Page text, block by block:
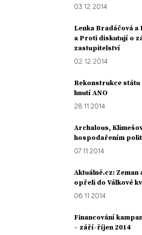
03. 12. 2014
Lenka Bradáčová
a Proti diskutují o
zastupitelství
02. 12. 2014
Rekonstrukce státu
hnutí ANO
28. 11. 2014
Archalous,
hospodařením
07. 11. 2014
Aktuálně.cz: Zeman
opřeli do Válkové
06. 11. 2014
Financování
– září-říjen 2014